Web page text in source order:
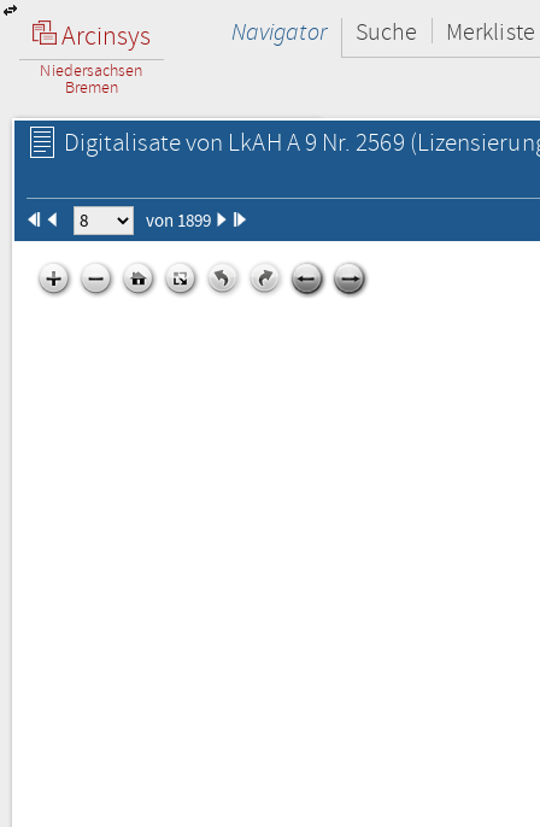
Arcinsys
Niedersachsen
Bremen
Navigator Suche Merkliste
Digitalisate von LkAH A 9 Nr. 2569
von 1899